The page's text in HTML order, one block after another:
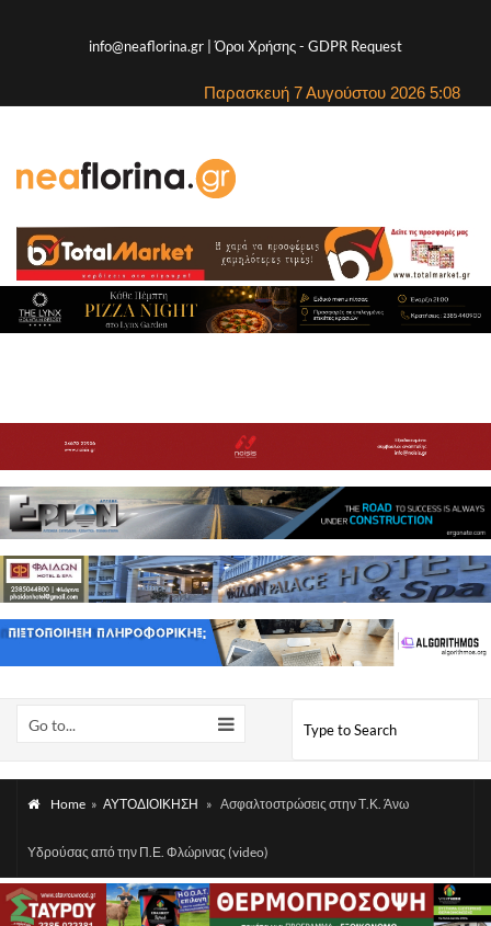
info@neaflorina.gr |Όροι Χρήσης- GDPR Request
Παρασκευή 7 Αυγούστου 2026 5:08
Go to...
Home » ΑΥΤΟΔΙΟΙΚΗΣΗ » Ασφαλτοστρώσεις στην Τ.Κ. Άνω
Υδρούσας από την Π.Ε. Φλώρινας (video)